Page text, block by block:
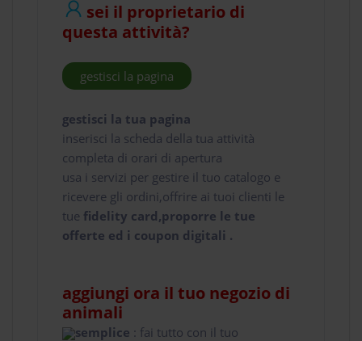
sei il proprietario di
questa attività?
gestisci la pagina
gestisci la tua pagina
inserisci la scheda della tua attività
completa di orari di apertura
usa i servizi per gestire il tuo catalogo e
ricevere gli ordini,offrire ai tuoi clienti le
tue fidelity card,proporre le tue
offerte ed i coupon digitali .
aggiungi ora il tuo negozio di
animali
semplice : fai tutto con il tuo